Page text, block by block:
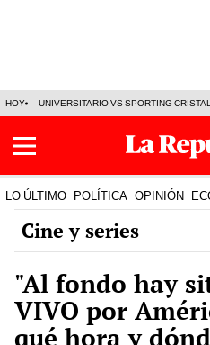
HOY UNIVERSITARIO VS SPORTING CRISTAL
LO ÚLTIMO POLÍTICA OPINIÓN
Cine y series
"Al fondo hay
VIVO por
qué hora y